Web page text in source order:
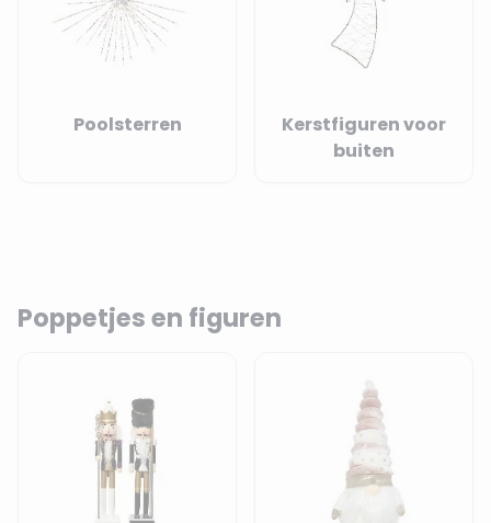
Poolsterren
Kerstfiguren voor
buiten
Poppetjes en figuren